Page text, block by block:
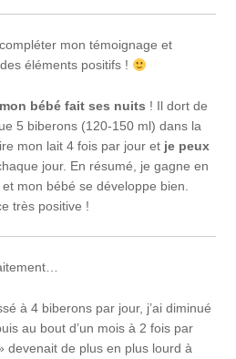
mon témoignage et
éléments positifs !
mon bébé fait ses nuits ! Il dort de
5 biberons (120-150 ml) dans la
mon lait 4 fois par jour et je peux
jour. En résumé, je gagne en
mon bébé se développe bien.
très positive !
à 4 biberons par jour, j’ai diminué
au bout d’un mois à 2 fois par
devenait de plus en plus lourd à